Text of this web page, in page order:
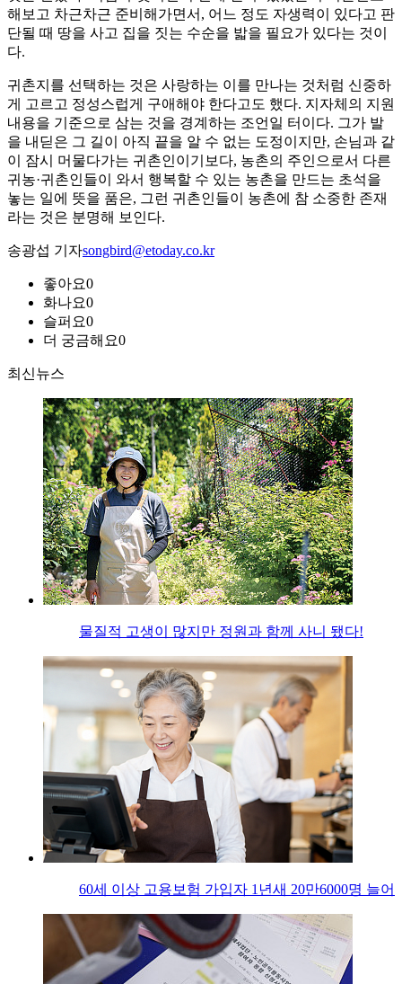
해보고 차근차근 준비해가면서, 어느 정도 자생력이 있다고 판
단될 때 땅을 사고 집을 짓는 수순을 밟을 필요가 있다는 것이
다.
귀촌지를 선택하는 것은 사랑하는 이를 만나는 것처럼 신중하
게 고르고 정성스럽게 구애해야 한다고도 했다. 지자체의 지원
내용을 기준으로 삼는 것을 경계하는 조언일 터이다. 그가 발
을 내딛은 그 길이 아직 끝을 알 수 없는 도정이지만, 손님과 같
이 잠시 머물다가는 귀촌인이기보다, 농촌의 주인으로서 다른
귀농·귀촌인들이 와서 행복할 수 있는 농촌을 만드는 초석을
놓는 일에 뜻을 품은, 그런 귀촌인들이 농촌에 참 소중한 존재
라는 것은 분명해 보인다.
송광섭 기자songbird@etoday.co.kr
좋아요0
화나요0
슬퍼요0
더 궁금해요0
최신뉴스
물질적 고생이 많지만 정원과 함께 사니 됐다!
60세 이상 고용보험 가입자 1년새 20만6000명 늘어